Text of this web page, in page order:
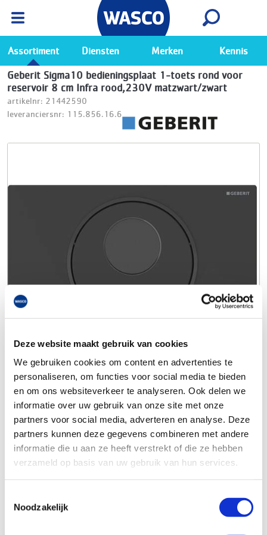
Deze website maakt gebruik van cookies
We gebruiken cookies om content en advertenties te
personaliseren, om functies voor social media te bieden
en om ons websiteverkeer te analyseren. Ook delen we
informatie over uw gebruik van onze site met onze
partners voor social media, adverteren en analyse. Deze
partners kunnen deze gegevens combineren met andere
informatie die u aan ze heeft verstrekt of die ze hebben
verzameld op basis van uw gebruik van hun services.
Noodzakelijk
Ga naar de Wasco app
Bekijk
Assortiment Diensten Merken Kennis
Geberit Sigma10 bedieningsplaat 1-toets rond voor
reservoir 8 cm Infra rood,230V matzwart/zwart
artikelnr: 21442590
leveranciersnr: 115.856.16.6